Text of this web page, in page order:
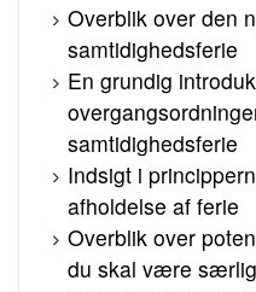
Overblik over den
samtidighedsferie
En grundig
samtidighedsferie
Indsigt i
afholdelse af ferie
Overblik over
du skal være